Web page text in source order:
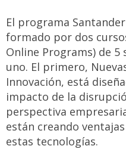
El programa
formado por dos
Online Programs) de 5
uno. El primero,
Innovación, está
impacto de la
perspectiva
están creando
estas tecnologías.